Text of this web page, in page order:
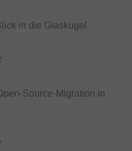
in die Glaskugel
Source-Migration in